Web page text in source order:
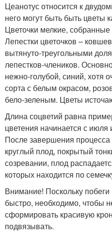
Цеанотус относится к
него могут быть быть цветы
Цветочки мелкие, собранные
Лепестки цветочков –
вытянуто-треугольными
лепестков-члеников.
нежно-голубой, синий, хотя
сорта с белым окрасом,
бело-зеленым. Цветы
Длина соцветий равна
цветения начинается с июля
После завершения
круглый плод, покрытый
созревании, плод
которых находится по
Внимание! Поскольку
быстро, необходимо, чтобы
сформировать красивую
подвязывать.